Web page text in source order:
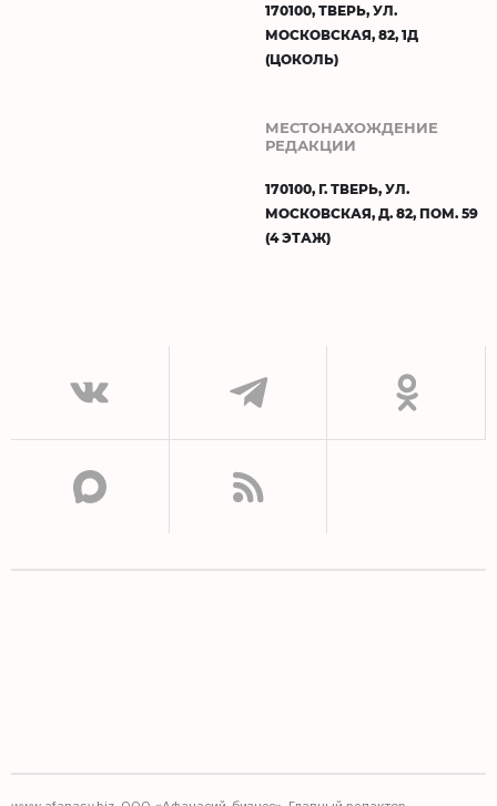
170100, ТВЕРЬ, УЛ.
МОСКОВСКАЯ, 82, 1Д
(ЦОКОЛЬ)
МЕСТОНАХОЖДЕНИЕ
РЕДАКЦИИ
170100, Г. ТВЕРЬ, УЛ.
МОСКОВСКАЯ, Д. 82, ПОМ. 59
(4 ЭТАЖ)